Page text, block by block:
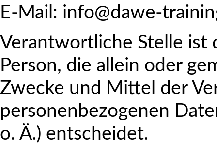
E-Mail: info@dawe-
Verantwortliche Stelle ist
Person, die allein oder
Zwecke und Mittel der
personenbezogenen
o. Ä.) entscheidet.